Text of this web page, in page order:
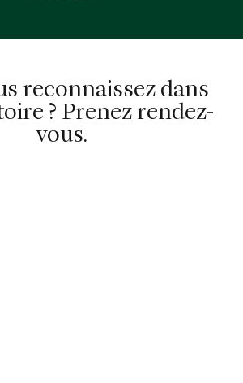
reconnaissez dans
? Prenez rendez-
vous.